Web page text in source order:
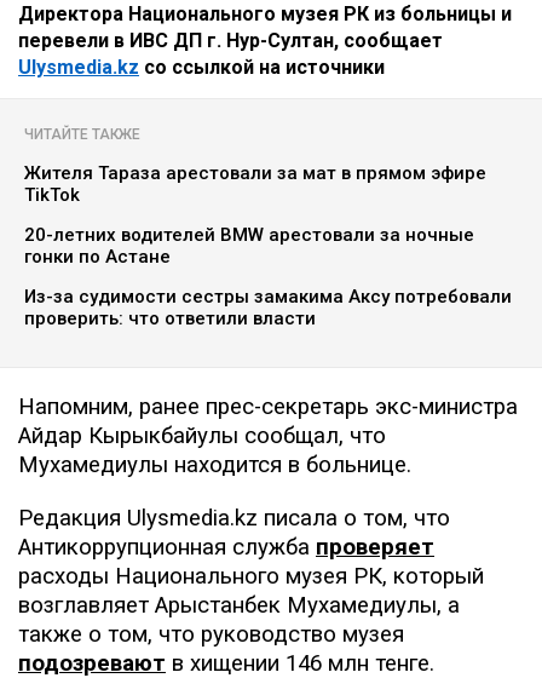
Директора Национального музея РК из больницы и
перевели в ИВС ДП г. Нур-Султан, сообщает
Ulysmedia.kz со ссылкой на источники
ЧИТАЙТЕ ТАКЖЕ
Жителя Тараза арестовали за мат в прямом эфире
TikTok
20-летних водителей BMW арестовали за ночные
гонки по Астане
Из-за судимости сестры замакима Аксу потребовали
проверить: что ответили власти
Напомним, ранее прес-секретарь экс-министра
Айдар Кырыкбайулы сообщал, что
Мухамедиулы находится в больнице.
Редакция Ulysmedia.kz писала о том, что
Антикоррупционная служба проверяет
расходы Национального музея РК, который
возглавляет Арыстанбек Мухамедиулы, а
также о том, что руководство музея
подозревают в хищении 146 млн тенге.